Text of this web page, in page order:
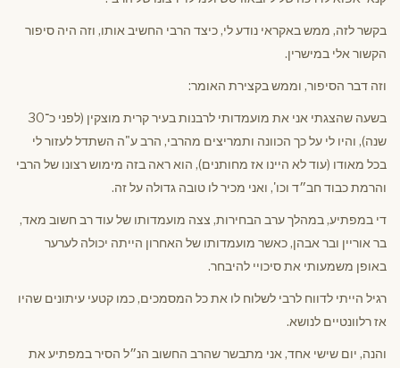
בקשר לזה, ממש באקראי נודע לי, כיצד הרבי החשיב אותו, וזה היה סיפור
הקשור אלי במישרין.
וזה דבר הסיפור, וממש בקצירת האומר:
בשעה שהצגתי אני את מועמדותי לרבנות בעיר קרית מוצקין (לפני כ־30
שנה), והיו לי על כך הכוונה ותמריצים מהרבי, הרב ע"ה השתדל לעזור לי
בכל מאודו (עוד לא היינו אז מחותנים), הוא ראה בזה מימוש רצונו של הרבי
והרמת כבוד חב״ד וכו', ואני מכיר לו טובה גדולה על זה.
די במפתיע, במהלך ערב הבחירות, צצה מועמדותו של עוד רב חשוב מאד,
בר אוריין ובר אבהן, כאשר מועמדותו של האחרון הייתה יכולה לערער
באופן משמעותי את סיכויי להיבחר.
רגיל הייתי לדווח לרבי לשלוח לו את כל המסמכים, כמו קטעי עיתונים שהיו
אז רלוונטיים לנושא.
והנה, יום שישי אחד, אני מתבשר שהרב החשוב הנ״ל הסיר במפתיע את